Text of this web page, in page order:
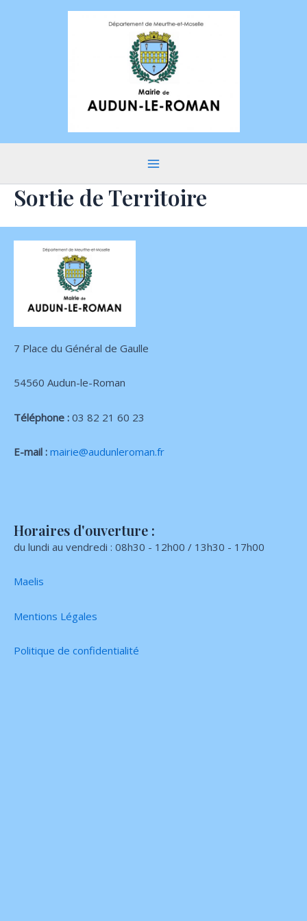
Menu
Sortie de Territoire
7 Place du Général de Gaulle
54560 Audun-le-Roman
Téléphone : 03 82 21 60 23
E-mail : mairie@audunleroman.fr
Horaires d'ouverture :
du lundi au vendredi : 08h30 - 12h00 / 13h30 - 17h00
Maelis
Mentions Légales
Politique de confidentialité